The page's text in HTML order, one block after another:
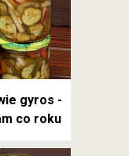
gyros -
co roku